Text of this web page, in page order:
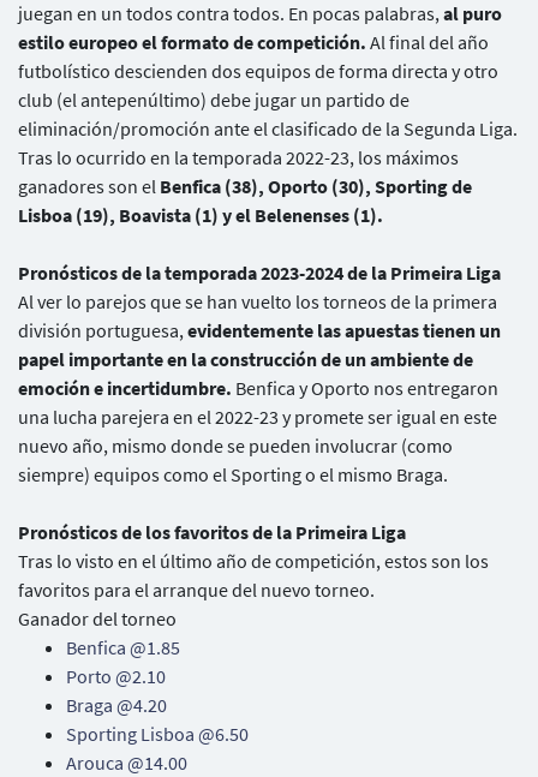
juegan en un todos contra todos. En pocas palabras,al puro
estilo europeo el formato de competición. Al final del año
futbolístico descienden dos equipos de forma directa y otro
club (el antepenúltimo) debe jugar un partido de
eliminación/promoción ante el clasificado de la Segunda Liga.
Tras lo ocurrido en la temporada 2022-23, los máximos
ganadores son el Benfica (38), Oporto (30), Sporting de
Lisboa (19), Boavista (1) y el Belenenses (1).
Pronósticos de la temporada 2023-2024 de la Primeira Liga
Al ver lo parejos que se han vuelto los torneos de la primera
división portuguesa,evidentemente las apuestas tienen un
papel importante en la construcción de un ambiente de
emoción e incertidumbre. Benfica y Oporto nos entregaron
una lucha parejera en el 2022-23 y promete ser igual en este
nuevo año, mismo donde se pueden involucrar (como
siempre) equipos como el Sporting o el mismo Braga.
Pronósticos de los favoritos de la Primeira Liga
Tras lo visto en el último año de competición, estos son los
favoritos para el arranque del nuevo torneo.
Ganador del torneo
Benfica @1.85
Porto @2.10
Braga @4.20
Sporting Lisboa @6.50
Arouca @14.00